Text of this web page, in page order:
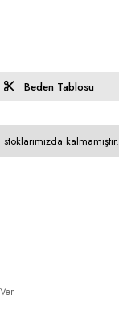
Beden Tablosu
kalmamıştır.